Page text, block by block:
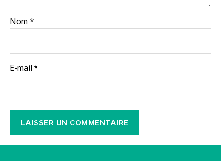
Nom *
E-mail*